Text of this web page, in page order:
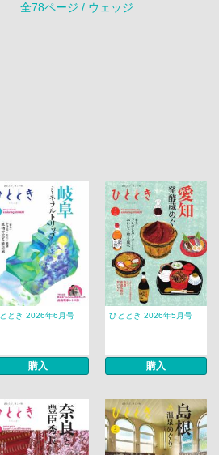
全78ページ / ウェッジ
とき 2026年6月号
購入
ひととき 2026年5月号
購入